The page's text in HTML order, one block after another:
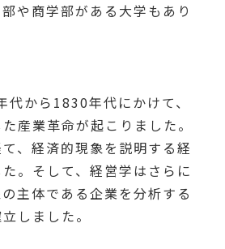
や商学部がある大学もあり
から1830年代にかけて、
産業革命が起こりました。
、経済的現象を説明する経
。そして、経営学はさらに
主体である企業を分析する
しました。